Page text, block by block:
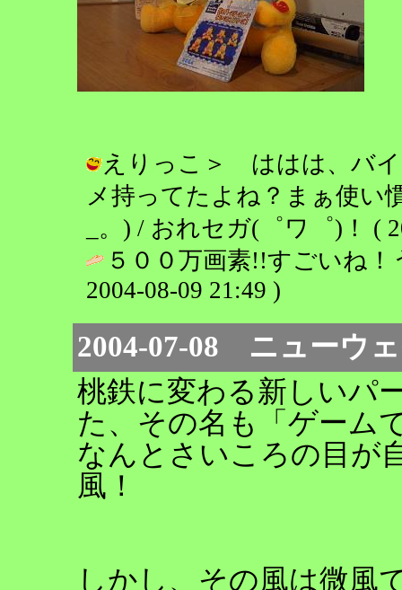
えりっこ＞ ははは、バ
メ持ってたよね？まぁ使い
_。) / おれセガ(゜ワ゜)！ (
５００万画素!!すごいね
2004-08-09 21:49 )
2004-07-08 ニューウ
桃鉄に変わる新しいパ
た、その名も「ゲーム
なんとさいころの目が
風！
しかし、その風は微風